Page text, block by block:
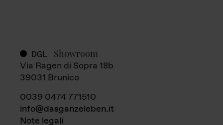
DGL Showroom
Via Ragen di Sopra 18b
39031 Brunico
0039 0474 771510
info@dasganzeleben.it
Note legali